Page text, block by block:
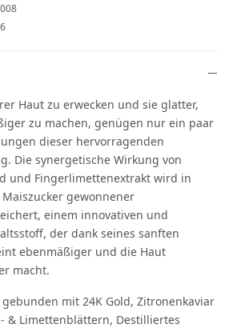
Haut zu erwecken und sie glatter,
zu machen, genügen nur ein paar
dieser hervorragenden
Die synergetische Wirkung von
und Fingerlimettenextrakt wird in
gewonnener
einem innovativen und
der dank seines sanften
ebenmäßiger und die Haut
macht.
gebunden mit 24K Gold, Zitronenkaviar
& Limettenblättern, Destilliertes